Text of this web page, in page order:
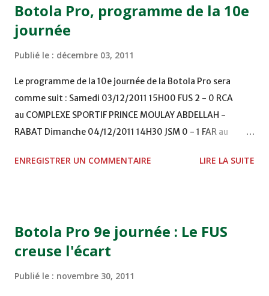
Botola Pro, programme de la 10e
journée
Publié le : décembre 03, 2011
Le programme de la 10e journée de la Botola Pro sera
comme suit : Samedi 03/12/2011 15H00 FUS 2 - 0 RCA
au COMPLEXE SPORTIF PRINCE MOULAY ABDELLAH -
RABAT Dimanche 04/12/2011 14H30 JSM 0 - 1 FAR au
TERRAIN EL ABDI - EL JADIDA 16h30 OCK 0 - 1 HUSA
Mardi 06/12/2011 15H00 WAF - OCS au COMPLEXE SPORTIF
DE FES - FES WAC - MAS Reporté pour cause de finale de la
ENREGISTRER UN COMMENTAIRE LIRE LA SUITE
Botola Pro 9e journée : Le FUS
creuse l'écart
Publié le : novembre 30, 2011